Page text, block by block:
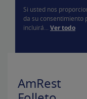
Si usted nos
da su consentimiento
incluirá... Ver todo
AmRest